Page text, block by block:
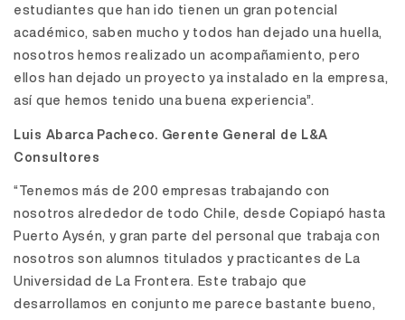
estudiantes que han ido tienen un gran potencial
académico, saben mucho y todos han dejado una huella,
nosotros hemos realizado un acompañamiento, pero
ellos han dejado un proyecto ya instalado en la empresa,
así que hemos tenido una buena experiencia”.
Luis Abarca Pacheco. Gerente General de L&A
Consultores
“Tenemos más de 200 empresas trabajando con
nosotros alrededor de todo Chile, desde Copiapó hasta
Puerto Aysén, y gran parte del personal que trabaja con
nosotros son alumnos titulados y practicantes de La
Universidad de La Frontera. Este trabajo que
desarrollamos en conjunto me parece bastante bueno,